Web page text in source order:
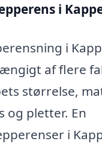
i
i
af flere
størrelse,
og pletter. En
i